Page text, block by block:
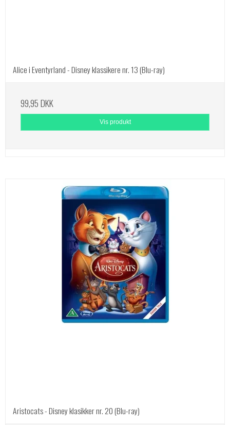
Alice i Eventyrland - Disney klassikere nr. 13 (Blu-ray)
99,95 DKK
Vis produkt
Aristocats - Disney klasikker nr. 20 (Blu-ray)